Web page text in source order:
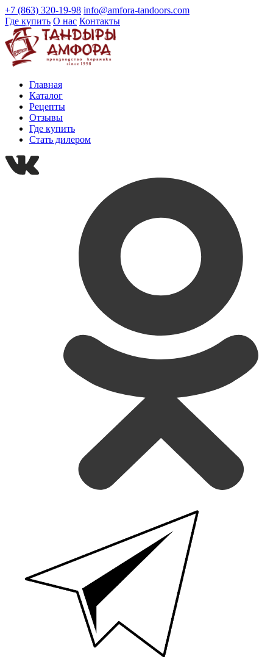
+7 (863) 320-19-98 info@amfora-tandoors.com
Где купить О нас Контакты
Главная
Каталог
Рецепты
Отзывы
Где купить
Стать дилером